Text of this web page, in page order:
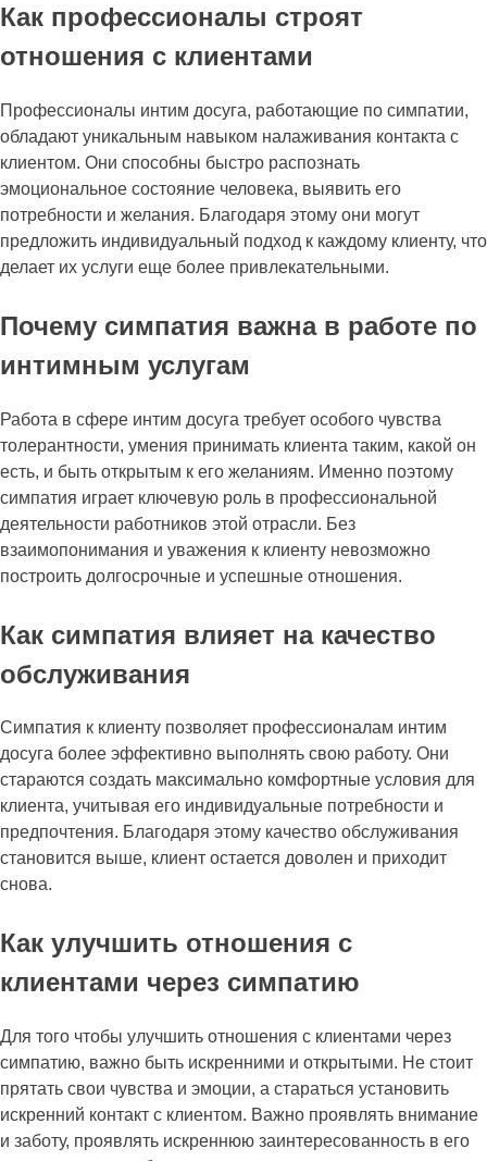
Как профессионалы строят
отношения с клиентами
Профессионалы интим досуга, работающие по симпатии,
обладают уникальным навыком налаживания контакта с
клиентом. Они способны быстро распознать
эмоциональное состояние человека, выявить его
потребности и желания. Благодаря этому они могут
предложить индивидуальный подход к каждому клиенту, что
делает их услуги еще более привлекательными.
Почему симпатия важна в работе по
интимным услугам
Работа в сфере интим досуга требует особого чувства
толерантности, умения принимать клиента таким, какой он
есть, и быть открытым к его желаниям. Именно поэтому
симпатия играет ключевую роль в профессиональной
деятельности работников этой отрасли. Без
взаимопонимания и уважения к клиенту невозможно
построить долгосрочные и успешные отношения.
Как симпатия влияет на качество
обслуживания
Симпатия к клиенту позволяет профессионалам интим
досуга более эффективно выполнять свою работу. Они
стараются создать максимально комфортные условия для
клиента, учитывая его индивидуальные потребности и
предпочтения. Благодаря этому качество обслуживания
становится выше, клиент остается доволен и приходит
снова.
Как улучшить отношения с
клиентами через симпатию
Для того чтобы улучшить отношения с клиентами через
симпатию, важно быть искренними и открытыми. Не стоит
прятать свои чувства и эмоции, а стараться установить
искренний контакт с клиентом. Важно проявлять внимание
и заботу, проявлять искреннюю заинтересованность в его